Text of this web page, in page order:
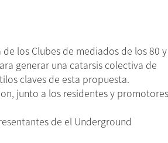
los Clubes de mediados de los 80 y
generar una catarsis colectiva de
claves de esta propuesta.
junto a los residentes y promotores
de el Underground